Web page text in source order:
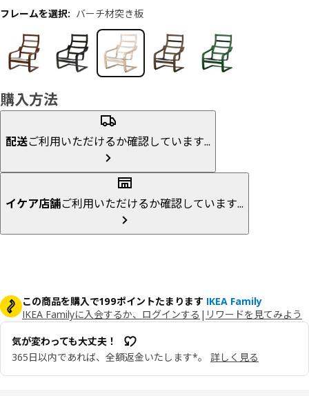
フレームを選択: バーチ材突き板
購入方法
配送ご利用いただけるか確認しています...
イケア店舗ご利用いただけるか確認しています...
この商品を購入で199ポイントたまります IKEA Family
IKEA Familyに入会するか、ログインする | リワードを見てみよう
気が変わっても大丈夫！
365日以内であれば、全額返金いたします*。
詳しく見る